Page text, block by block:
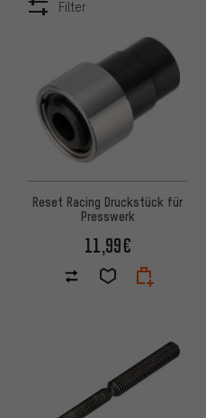
Filter
Reset Racing Druckstück für
Presswerk
11,99€